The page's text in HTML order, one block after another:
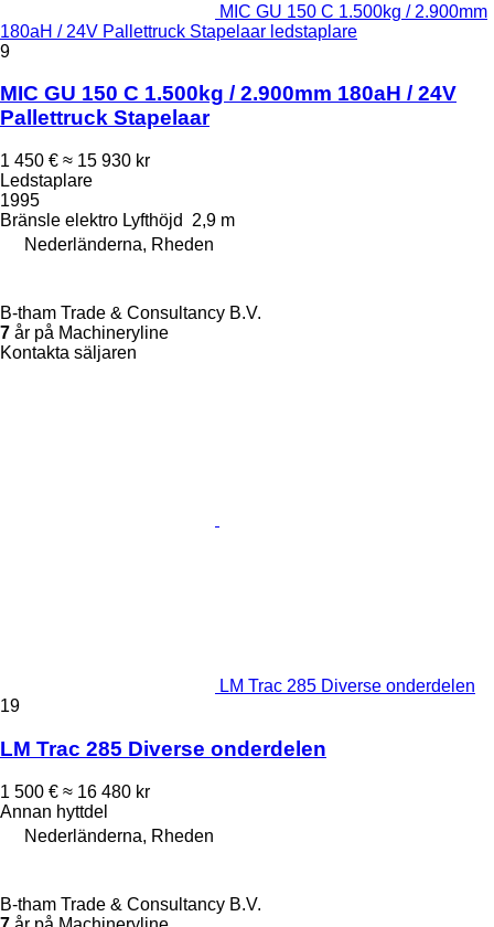
MIC GU 150 C 1.500kg / 2.900mm
180aH / 24V Pallettruck Stapelaar ledstaplare
9
MIC GU 150 C 1.500kg / 2.900mm 180aH / 24V
Pallettruck Stapelaar
1 450 € ≈ 15 930 kr
Ledstaplare
1995
Bränsle elektro Lyfthöjd
2,9 m
Nederländerna, Rheden
B-tham Trade & Consultancy B.V.
7 år på Machineryline
Kontakta säljaren
LM Trac 285 Diverse onderdelen
19
LM Trac 285 Diverse onderdelen
1 500 € ≈ 16 480 kr
Annan hyttdel
Nederländerna, Rheden
B-tham Trade & Consultancy B.V.